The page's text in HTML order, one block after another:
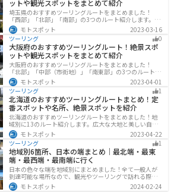
ットや観光スポットをまとめて紹介
埼玉県のおすすめツーリングルートをまとめました！
「西部」「北部」「南部」の3つのルート紹介します。自
然豊かな西側と街中の東側で違った楽しみ方ができま
す。バイクで埼玉県にツーリングに行く際は参考にして
ください。
モトスポット
2023-03-16
ツーリング
0
大阪府のおすすめツーリングルート！絶景スポ
ットや観光スポットをまとめて紹介
大阪府のおすすめツーリングルートをまとめました！
「北部」「中部（市街地）」「南東部」の3つのルート紹
介します。歴史と近代が融合した魅力的なエリアで様々
な楽しみ方ができます。バイクで大阪府にツーリングに
行く際は参考にしてください。
モトスポット
2023-04-01
ツーリング
1
北海道のおすすめツーリングルートまとめ！定
番スポットや名所、絶景スポットを紹介
北海道のおすすめツーリングルートをまとめました！地
域別に13のルート紹介します。広大な大地と美しい自然
が広がり、四季折々の魅力を楽しめる観光スポットが数
多くあります。バイクで北海道にツーリングに行く際は
参考にしてください。
モトスポット
2023-04-22
ツーリング
1
地域別6箇所、日本の端まとめ｜最北端・最東
端・最西端・最南端に行く
日本の色々な端を地域別にまとめました！全て一般人が
到達可能な場所なので、観光やツーリングで訪れる際の
参考にしてください。
モトスポット 2024-02-24